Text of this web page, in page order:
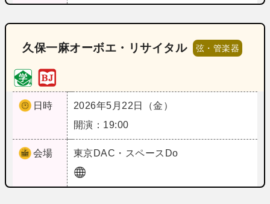
久保一麻オーボエ・リサイタル 弦・管楽器
日時
2026年5月22日（金）
開演：19:00
会場 東京DAC・スペースDo